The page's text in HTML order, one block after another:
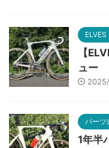
【
ュー
パーツ
1年半